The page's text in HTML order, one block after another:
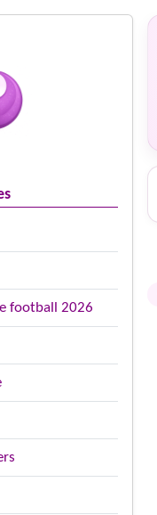
football 2026